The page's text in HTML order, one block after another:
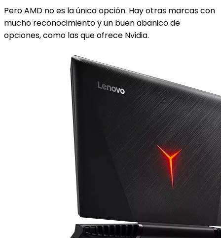
Pero AMD no es la única opción. Hay otras marcas con
mucho reconocimiento y un buen abanico de
opciones, como las que ofrece Nvidia.